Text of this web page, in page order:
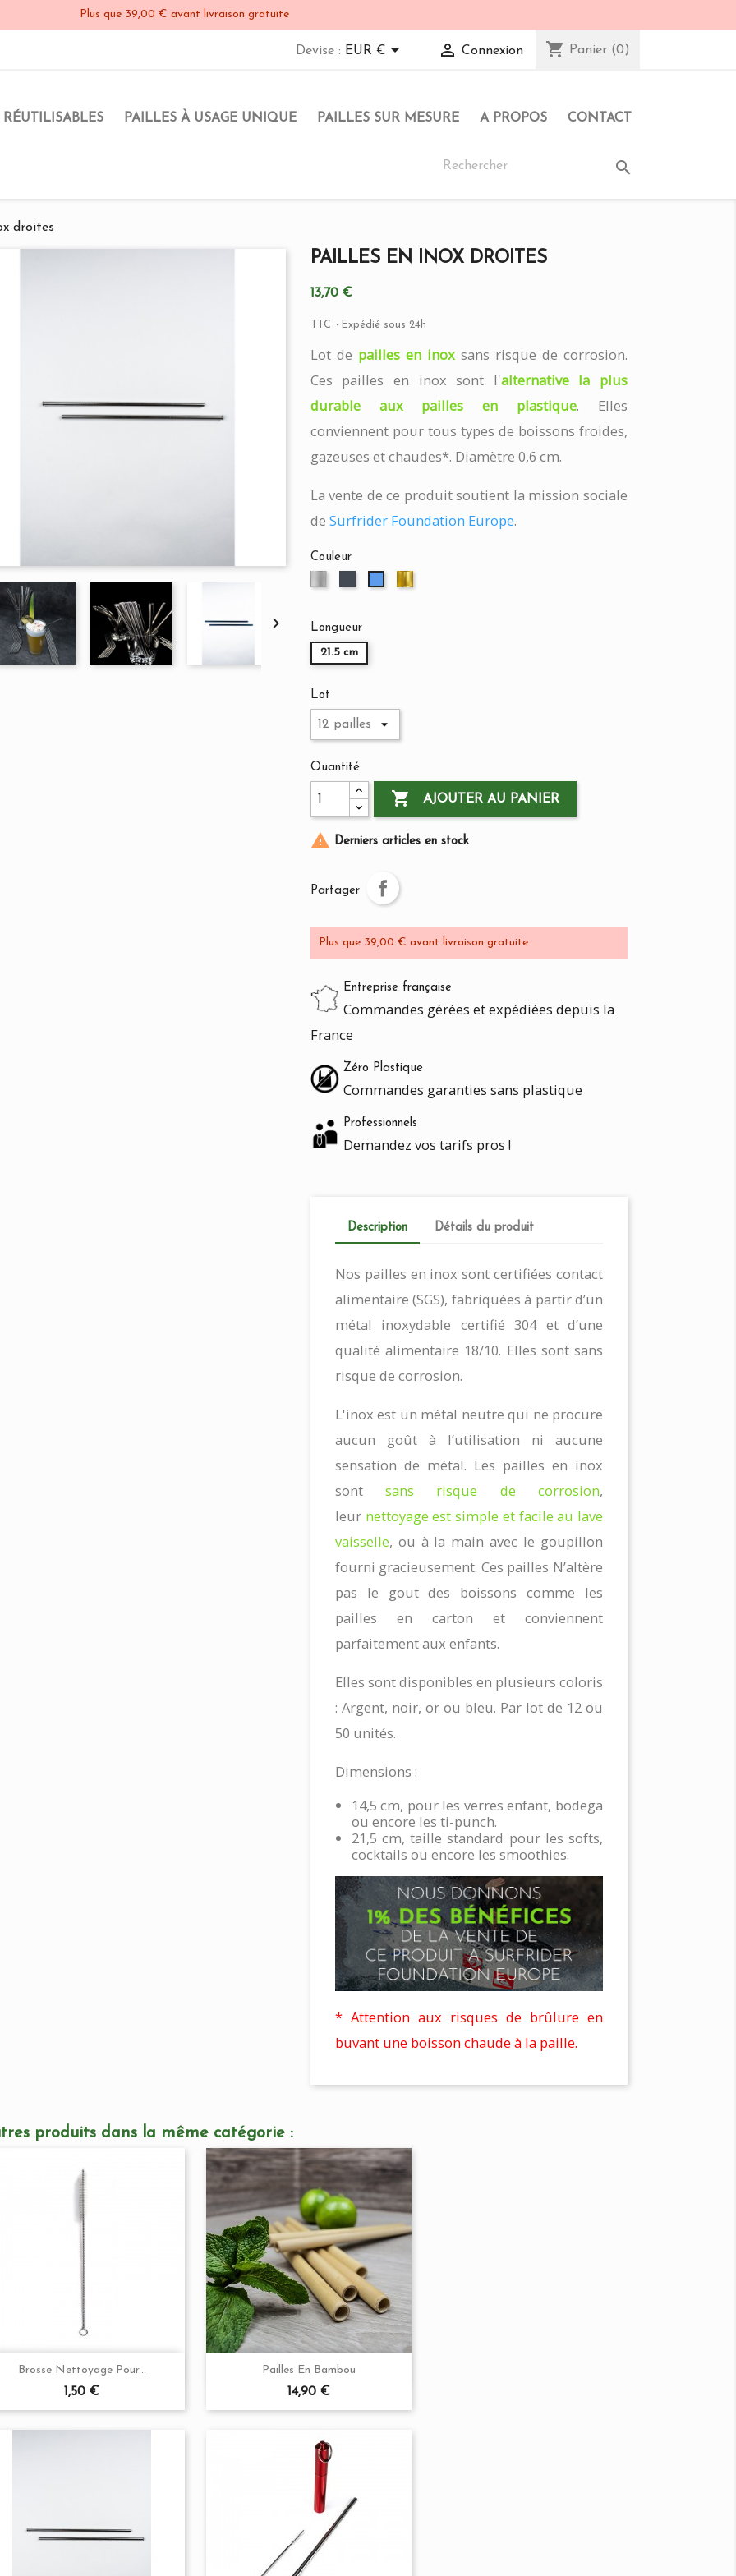
Plus que 39,00 € avant livraison gratuite
Devise : EUR €  Connexion shopping_cart Panier (0)
PAILLES À USAGE UNIQUE PAILLES SUR MESURE A PROPOS CONTACT

droites

PAILLES EN INOX DROITES
13,70 €
TTC Expédié sous 24h
Lot de pailles en inoxsans risque de corrosion.
Ces pailles en inox sont l'alternative la plus
durable aux pailles en plastique. Elles
conviennent pour tous types de boissons froides,
gazeuses et chaudes*. Diamètre 0,6 cm.
La vente de ce produit soutient la mission sociale
de Surfrider Foundation Europe.
Couleur
Bleu
Longueur
21.5 cm
Lot
Quantité
 AJOUTER AU PANIER
 Derniers articles en stock
Partager
Plus que 39,00 € avant livraison gratuite
Entreprise française
Commandes gérées et expédiées depuis la
France
Zéro Plastique
Commandes garanties sans plastique
Professionnels
Demandez vos tarifs pros !
Description Détails du produit
Nos pailles en inox sont certifiées contact
alimentaire (SGS), fabriquées à partir d’un
métal inoxydable certifié 304 et d’une
qualité alimentaire 18/10. Elles sont sans
risque de corrosion.
L'inox est un métal neutre qui ne procure
aucun goût à l’utilisation ni aucune
sensation de métal. Les pailles en inox
sontsans risque de corrosion,
leur nettoyage est simple et facile au lave
vaisselle, ou à la main avec le goupillon
fourni gracieusement. Ces pailles N’altère
pas le gout des boissons comme les
pailles en carton et conviennent
parfaitement aux enfants.
Elles sont disponibles en plusieurs coloris
: Argent, noir, or ou bleu. Par lot de 12 ou
50 unités.
Dimensions :
14,5 cm, pour les verres enfant, bodega
ou encore les ti-punch.
21,5 cm, taille standard pour les softs,
cocktails ou encore les smoothies.
* Attention aux risques de brûlure en
buvant une boisson chaude à la paille.
produits dans la même catégorie :
Brosse Nettoyage Pour...
Prix
1,50 €
Aperçu rapide Pailles En Bambou
Prix
14,90 €
Aperçu rapide